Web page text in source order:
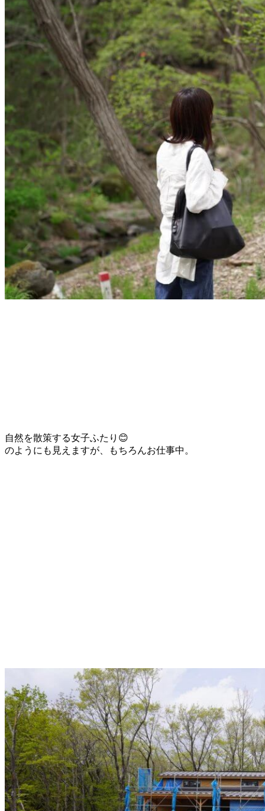
自然を散策する女子ふたり😊
のようにも見えますが、もちろんお仕事中。